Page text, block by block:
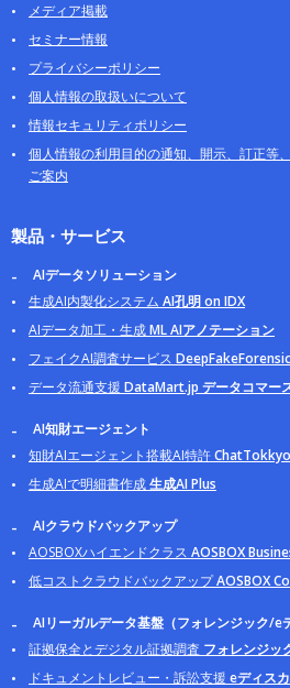
メディア掲載
セミナー情報
プライバシーポリシー
個人情報の取扱いについて
情報セキュリティポリシー
個人情報の利用目的の通知、開示、訂正等
ご案内
製品・サービス
AIデータソリューション
生成AI内製化システム AI孔明 on IDX
AIデータ加工・生成ML AIアノテーション
フェイクAI調査サービス
データ流通支援 DataMart.jp データコマー
AI知財エージェント
知財AIエージェント搭載AI特許ChatTokkyo
生成AIで明細書作成生成AI Plus
AIクラウドバックアップ
AOSBOXハイエンドクラス AOSBOX
低コストクラウドバックアップAOSBOX
AIリーガルデータ基盤（フォレンジック/e
証拠保全とデジタル証拠調査 フォレンジッ
ドキュメントレビュー・訴訟支援 eディス